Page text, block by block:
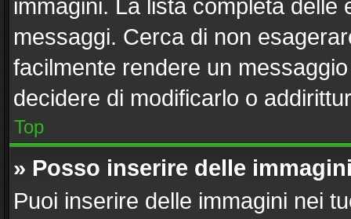
immagini. La lista completa delle
messaggi. Cerca di non
facilmente rendere un
decidere di modificarlo o
Top
» Posso inserire delle
Puoi inserire delle immagini nei